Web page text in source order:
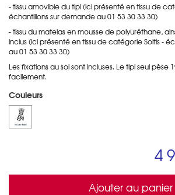
- tissu amovible du tipi (ici présenté en tissu de
échantillons sur demande au 01 53 30 33 30)
- tissu du matelas en mousse de polyuréthane,
inclus (ici présenté en tissu de catégorie Soltis -
au 01 53 30 33 30)
Les fixations au sol sont incluses. Le tipi seul pèse
facilement.
Couleurs
4
Ajouter au panier